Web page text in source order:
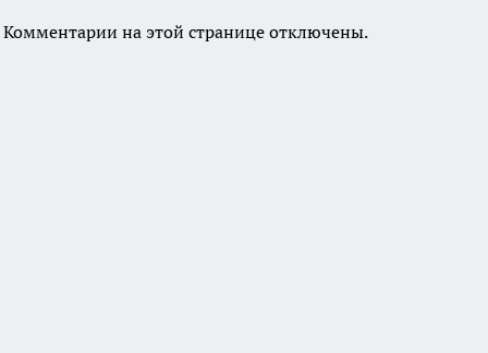
Комментарии на этой странице отключены.